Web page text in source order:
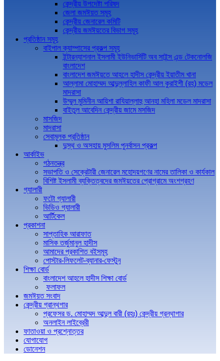
কেন্দ্রীয় উপদেষ্টা পরিষদ
জেলা জমঈয়ত সমূহ
কেন্দ্রীয় জেনারেল কমিটি
কেন্দ্রীয় জমঈয়তের বিভাগ সমূহ
প্রতিষ্ঠান সমূহ
বাইপাল ক্যাম্পাসের প্রকল্প সমূহ
ইন্টারন্যাশনাল ইসলামী ইউনিভার্সিটি অব সাইন্স এন্ড টেকনোলজি
বাংলাদেশ
বাংলাদেশ জমঈয়তে আহলে হাদীস কেন্দ্রীয় ইয়াতীম খানা
আল্লামা মোহাম্মদ আব্দুল্লাহিল কাফী আল কুরাইশী (রহ) মডেল
মাদরাসা
উম্মুল মুমিনীন আয়িশা রাযিয়াল্লাহু আনহা মহিলা মডেল মাদরাসা
বাইতুল আবেদিন কেন্দ্রীয় জামে মসজিদ
মাসজিদ
মাদরাসা
সেবামূলক প্রতিষ্ঠান
দুস্থ ও অসহায় মুসলিম পুনর্বাসন প্রকল্প
আর্কাইভ
গঠনতন্ত্র
সভাপতি ও সেক্রেটারী জেনারেল মহোদয়গণের নামের তালিকা ও কার্যকাল
বিশিষ্ট ইসলামী ব্যক্তিত্বদের জমঈয়তের প্রোগ্রামে অংশগ্রহণ
গ্যালারী
ফটো গ্যালারী
ভিডিও গ্যালারী
আর্টিকেল
প্রকাশনা
সাপ্তাহিক আরাফাত
মাসিক তর্জুমানুল হাদীস
আমাদের প্রকাশিত বইসমূহ
পোস্টার-লিফলেট-ব্যানার-ফেস্টুন
শিক্ষা বোর্ড
বাংলাদেশ আহলে হাদীস শিক্ষা বোর্ড
ফলাফল
জমঈয়ত সংবাদ
কেন্দ্রীয় গ্রান্থগার
প্রফেসর ড. মোহাম্মদ আব্দুল বারী (রহঃ) কেন্দ্রীয় গ্রন্থাগার
অনলাইন লাইব্রেরী
ফাতাওয়া ও প্রশ্নোত্তর
যোগাযোগ
ডোনেশন